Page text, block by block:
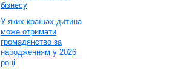
бізнесу
У яких країнах дитина
може отримати
громадянство за
народженням у 2026
році